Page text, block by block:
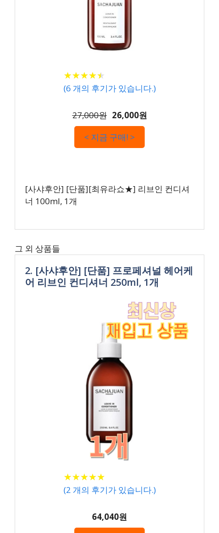
★★★★★
★★★★★
(6 개의 후기가 있습니다.)
27,000원 26,000원
< 지금 구매! >
[사샤후안] [단품][최유라쇼★] 리브인 컨디셔
너 100ml, 1개
그 외 상품들
2. [사샤후안] [단품] 프로페셔널 헤어케
어 리브인 컨디셔너 250ml, 1개
★★★★★
★★★★★
(2 개의 후기가 있습니다.)
64,040원